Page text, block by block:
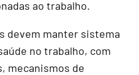
ao trabalho.
devem manter sistema
no trabalho, com
mecanismos de